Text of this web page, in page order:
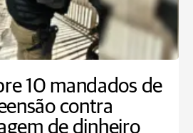
10 mandados de
contra
de dinheiro